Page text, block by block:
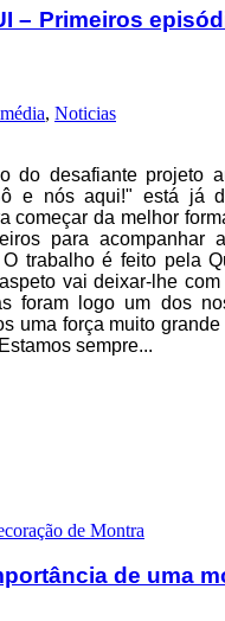
– Primeiros
, Noticias
do desafiante projeto
e nós aqui!" está já
começar da melhor
para acompanhar
trabalho é feito pela
vai deixar-lhe com
foram logo um dos
uma força muito
sempre...
de uma